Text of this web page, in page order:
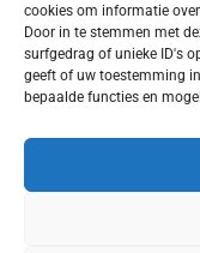
cookies om informatie
Door in te stemmen met
surfgedrag of unieke ID's
geeft of uw toestemming
bepaalde functies en
Donderdag
Vrijdag
Zaterdag